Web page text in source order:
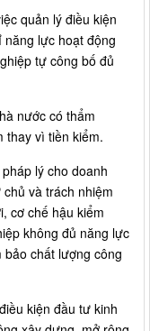
quản lý điều kiện
lực hoạt động
tự công bố đủ
nước có thẩm
thay vì tiền kiểm.
lý cho doanh
và trách nhiệm
cơ chế hậu kiểm
không đủ năng lực
bảo chất lượng công
kiện đầu tư kinh